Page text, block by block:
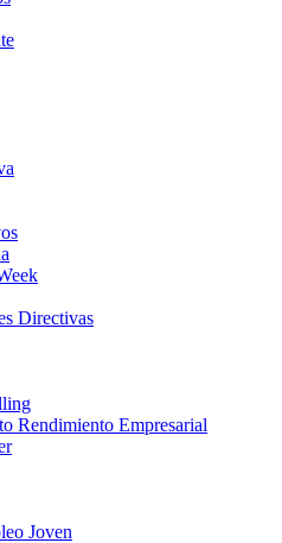
Directivas
Rendimiento Empresarial
Joven